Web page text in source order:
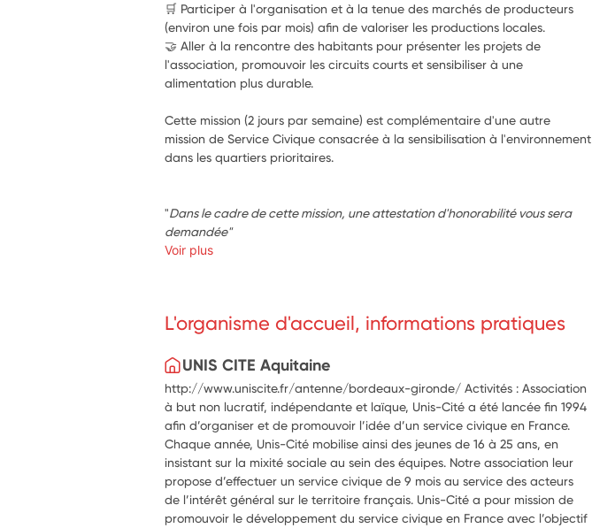
🛒 Participer à l'organisation et à la tenue des marchés de producteurs
(environ une fois par mois) afin de valoriser les productions locales.
🤝 Aller à la rencontre des habitants pour présenter les projets de
l'association, promouvoir les circuits courts et sensibiliser à une
alimentation plus durable.
Cette mission (2 jours par semaine) est complémentaire d'une autre
mission de Service Civique consacrée à la sensibilisation à l'environnement
dans les quartiers prioritaires.
"Dans le cadre de cette mission, une attestation d'honorabilité vous sera
demandée"
Voir plus
L'organisme d'accueil, informations pratiques
UNIS CITE Aquitaine
http://www.uniscite.fr/antenne/bordeaux-gironde/ Activités : Association
à but non lucratif, indépendante et laïque, Unis-Cité a été lancée fin 1994
afin d’organiser et de promouvoir l’idée d’un service civique en France.
Chaque année, Unis-Cité mobilise ainsi des jeunes de 16 à 25 ans, en
insistant sur la mixité sociale au sein des équipes. Notre association leur
propose d’effectuer un service civique de 9 mois au service des acteurs
de l’intérêt général sur le territoire français. Unis-Cité a pour mission de
promouvoir le développement du service civique en France avec l’objectif